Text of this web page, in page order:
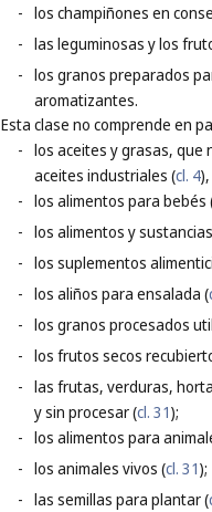
- los champiñones en
- las leguminosas y los
- los granos preparados
aromatizantes.
Esta clase no comprende en
- los aceites y grasas, que
aceites industriales (cl. 4
- los alimentos para bebés
- los alimentos y
- los suplementos
- los aliños para ensalada (
- los granos procesados
- los frutos secos
- las frutas, verduras,
y sin procesar (cl. 31);
- los alimentos para
- los animales vivos (cl. 31);
- las semillas para plantar (